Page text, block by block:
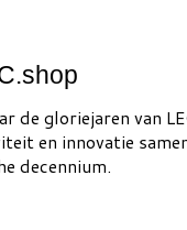
de gloriejaren van
en innovatie
decennium.